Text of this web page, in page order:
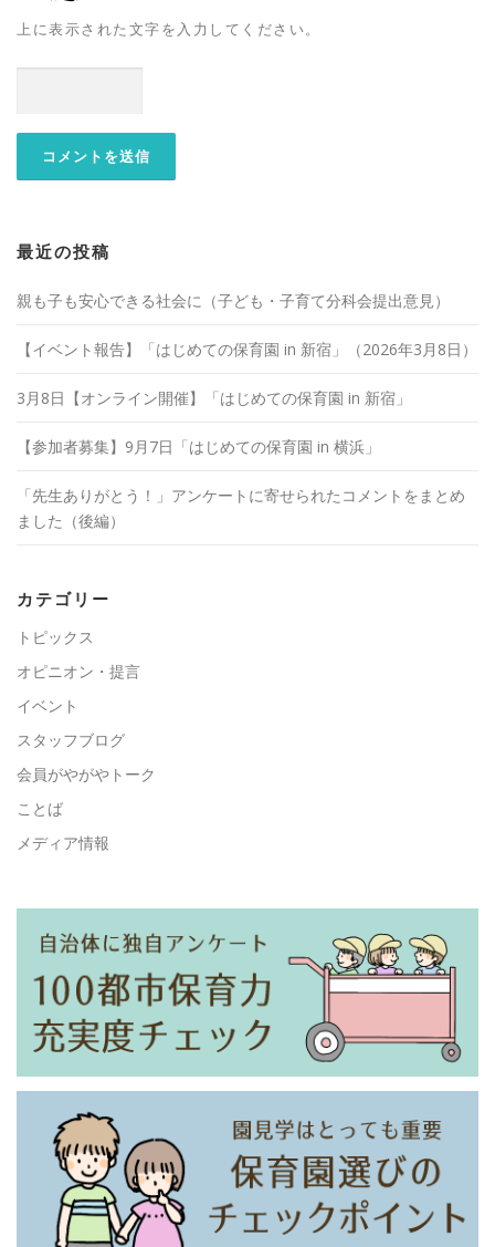
上に表示された文字を入力してください。
最近の投稿
親も子も安心できる社会に（子ども・子育て分科会提出意見）
【イベント報告】「はじめての保育園 in 新宿」（2026年3月8日）
3月8日【オンライン開催】「はじめての保育園 in 新宿」
【参加者募集】9月7日「はじめての保育園 in 横浜」
「先生ありがとう！」アンケートに寄せられたコメントをまとめ
ました（後編）
カテゴリー
トピックス
オピニオン・提言
イベント
スタッフブログ
会員がやがやトーク
ことば
メディア情報